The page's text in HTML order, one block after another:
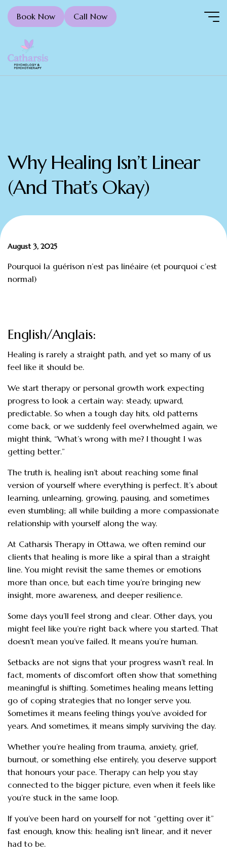
Book Now Call Now
Why Healing Isn’t Linear
(And That’s Okay)
August 3, 2025
Pourquoi la guérison n’est pas linéaire (et pourquoi c’est
normal)
English/Anglais:
Healing is rarely a straight path, and yet so many of us
feel like it should be.
We start therapy or personal growth work expecting
progress to look a certain way: steady, upward,
predictable. So when a tough day hits, old patterns
come back, or we suddenly feel overwhelmed again, we
might think, “What’s wrong with me? I thought I was
getting better.”
The truth is, healing isn’t about reaching some final
version of yourself where everything is perfect. It’s about
learning, unlearning, growing, pausing, and sometimes
even stumbling; all while building a more compassionate
relationship with yourself along the way.
At Catharsis Therapy in Ottawa, we often remind our
clients that healing is more like a spiral than a straight
line. You might revisit the same themes or emotions
more than once, but each time you’re bringing new
insight, more awareness, and deeper resilience.
Some days you’ll feel strong and clear. Other days, you
might feel like you’re right back where you started. That
doesn’t mean you’ve failed. It means you’re human.
Setbacks are not signs that your progress wasn’t real. In
fact, moments of discomfort often show that something
meaningful is shifting. Sometimes healing means letting
go of coping strategies that no longer serve you.
Sometimes it means feeling things you’ve avoided for
years. And sometimes, it means simply surviving the day.
Whether you’re healing from trauma, anxiety, grief,
burnout, or something else entirely, you deserve support
that honours your pace. Therapy can help you stay
connected to the bigger picture, even when it feels like
you’re stuck in the same loop.
If you’ve been hard on yourself for not “getting over it”
fast enough, know this: healing isn’t linear, and it never
had to be.